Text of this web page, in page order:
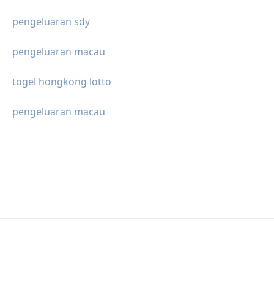
pengeluaran sdy
pengeluaran macau
togel hongkong lotto
pengeluaran macau